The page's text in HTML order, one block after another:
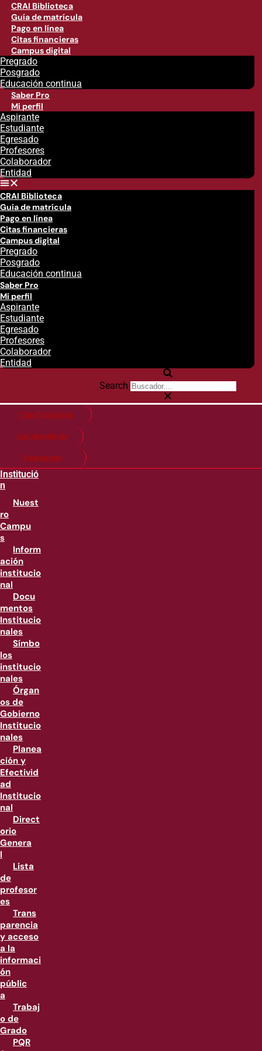
CRAI Biblioteca
Guía de matrícula
Pago en línea
Citas financieras
Campus digital
Pregrado
Posgrado
Educación continua
Saber Pro
Mi perfil
Aspirante
Estudiante
Egresado
Profesores
Colaborador
Entidad
CRAI Biblioteca
Guía de matrícula
Pago en línea
Citas financieras
Campus digital
Pregrado
Posgrado
Educación continua
Saber Pro
Mi perfil
Aspirante
Estudiante
Egresado
Profesores
Colaborador
Entidad
Search
Citas financieras
Guía de matricula
Pago en línea
Institució
n
Nuest
ro
Campu
s
Inform
ación
institucio
nal
Docu
mentos
Institucio
nales
Símbo
los
institucio
nales
Órgan
os de
Gobierno
Institucio
nales
Planea
ción y
Efectivid
ad
Institucio
nal
Direct
orio
Genera
l
Lista
de
profesor
es
Trans
parencia
y acceso
a la
informaci
ón
públic
a
Trabaj
o de
Grado
PQR